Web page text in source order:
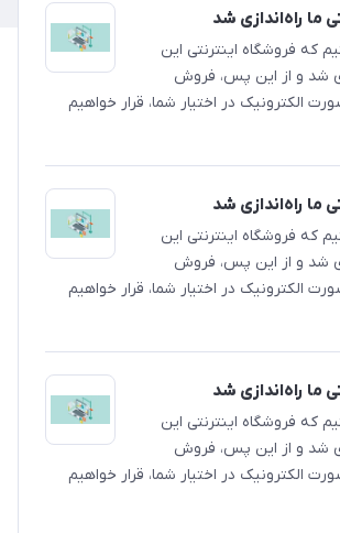
ما راه‌اندازی شد
که فروشگاه اینترنتی این
شد و از این پس، فروش
الکترونیک در اختیار شما، قرار خواهیم
ما راه‌اندازی شد
که فروشگاه اینترنتی این
شد و از این پس، فروش
الکترونیک در اختیار شما، قرار خواهیم
ما راه‌اندازی شد
که فروشگاه اینترنتی این
شد و از این پس، فروش
الکترونیک در اختیار شما، قرار خواهیم